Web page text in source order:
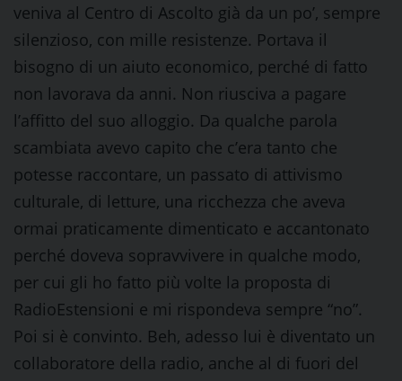
veniva al Centro di Ascolto già da un po’, sempre
silenzioso, con mille resistenze. Portava il
bisogno di un aiuto economico, perché di fatto
non lavorava da anni. Non riusciva a pagare
l’affitto del suo alloggio. Da qualche parola
scambiata avevo capito che c’era tanto che
potesse raccontare, un passato di attivismo
culturale, di letture, una ricchezza che aveva
ormai praticamente dimenticato e accantonato
perché doveva sopravvivere in qualche modo,
per cui gli ho fatto più volte la proposta di
RadioEstensioni e mi rispondeva sempre “no”.
Poi si è convinto. Beh, adesso lui è diventato un
collaboratore della radio, anche al di fuori del